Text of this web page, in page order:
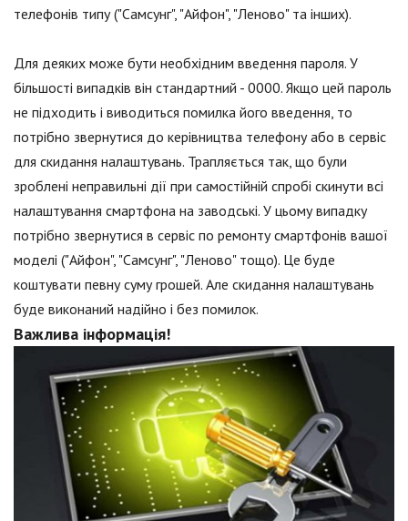
телефонів типу ("Самсунг", "Айфон", "Леново" та інших).
Для деяких може бути необхідним введення пароля. У
більшості випадків він стандартний - 0000. Якщо цей пароль
не підходить і виводиться помилка його введення, то
потрібно звернутися до керівництва телефону або в сервіс
для скидання налаштувань. Трапляється так, що були
зроблені неправильні дії при самостійній спробі скинути всі
налаштування смартфона на заводські. У цьому випадку
потрібно звернутися в сервіс по ремонту смартфонів вашої
моделі ("Айфон", "Самсунг", "Леново" тощо). Це буде
коштувати певну суму грошей. Але скидання налаштувань
буде виконаний надійно і без помилок.
Важлива інформація!